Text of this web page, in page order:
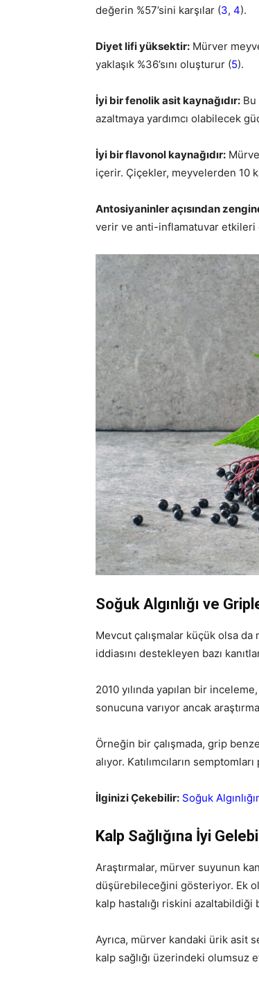
değerin %57’sini karşılar (3, 4).
Diyet lifi yüksektir: Mürver
yaklaşık %36’sını oluşturur (5).
İyi bir fenolik asit kaynağıdır:
azaltmaya yardımcı olabilecek
İyi bir flavonol kaynağıdır:
içerir. Çiçekler, meyvelerden 10
Antosiyaninler açısından
verir ve anti-inflamatuvar etkileri
Soğuk Algınlığı ve
Mevcut çalışmalar küçük olsa da
iddiasını destekleyen bazı
2010 yılında yapılan bir
sonucuna varıyor ancak
Örneğin bir çalışmada, grip
alıyor. Katılımcıların
İlginizi Çekebilir: Soğuk
Kalp Sağlığına İyi
Araştırmalar, mürver suyunun
düşürebileceğini gösteriyor. Ek
kalp hastalığı riskini
Ayrıca, mürver kandaki ürik asit
kalp sağlığı üzerindeki olumsuz